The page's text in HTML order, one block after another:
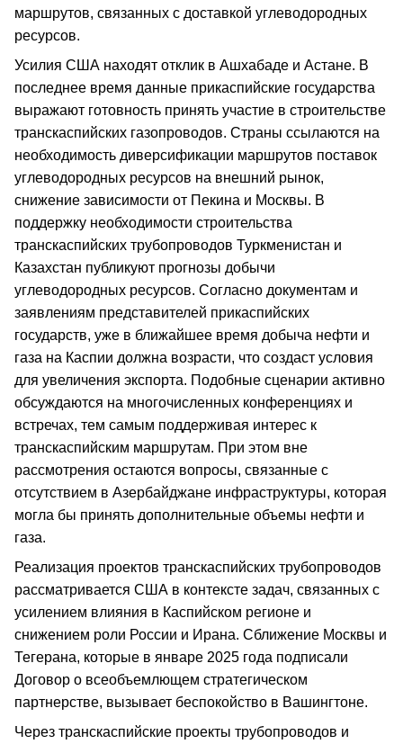
маршрутов, связанных с доставкой углеводородных
ресурсов.
Усилия США находят отклик в Ашхабаде и Астане. В
последнее время данные прикаспийские государства
выражают готовность принять участие в строительстве
транскаспийских газопроводов. Страны ссылаются на
необходимость диверсификации маршрутов поставок
углеводородных ресурсов на внешний рынок,
снижение зависимости от Пекина и Москвы. В
поддержку необходимости строительства
транскаспийских трубопроводов Туркменистан и
Казахстан публикуют прогнозы добычи
углеводородных ресурсов. Согласно документам и
заявлениям представителей прикаспийских
государств, уже в ближайшее время добыча нефти и
газа на Каспии должна возрасти, что создаст условия
для увеличения экспорта. Подобные сценарии активно
обсуждаются на многочисленных конференциях и
встречах, тем самым поддерживая интерес к
транскаспийским маршрутам. При этом вне
рассмотрения остаются вопросы, связанные с
отсутствием в Азербайджане инфраструктуры, которая
могла бы принять дополнительные объемы нефти и
газа.
Реализация проектов транскаспийских трубопроводов
рассматривается США в контексте задач, связанных с
усилением влияния в Каспийском регионе и
снижением роли России и Ирана. Сближение Москвы и
Тегерана, которые в январе 2025 года подписали
Договор о всеобъемлющем стратегическом
партнерстве, вызывает беспокойство в Вашингтоне.
Через транскаспийские проекты трубопроводов и